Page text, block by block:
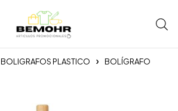
BOLIGRAFOS PLASTICO
BOLÍGRAFO